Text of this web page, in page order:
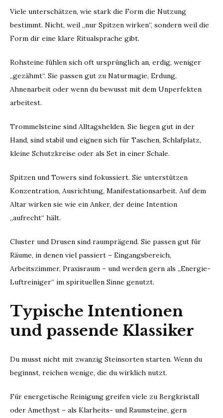
Viele unterschätzen, wie stark die Form die Nutzung
bestimmt. Nicht, weil „nur Spitzen wirken“, sondern weil die
Form dir eine klare Ritualsprache gibt.
Rohsteine fühlen sich oft ursprünglich an, erdig, weniger
„gezähmt“. Sie passen gut zu Naturmagie, Erdung,
Ahnenarbeit oder wenn du bewusst mit dem Unperfekten
arbeitest.
Trommelsteine sind Alltagshelden. Sie liegen gut in der
Hand, sind stabil und eignen sich für Taschen, Schlafplatz,
kleine Schutzkreise oder als Set in einer Schale.
Spitzen und Towers sind fokussiert. Sie unterstützen
Konzentration, Ausrichtung, Manifestationsarbeit. Auf dem
Altar wirken sie wie ein Anker, der deine Intention
„aufrecht“ hält.
Cluster und Drusen sind raumprägend. Sie passen gut für
Räume, in denen viel passiert – Eingangsbereich,
Arbeitszimmer, Praxisraum – und werden gern als „Energie-
Luftreiniger“ im spirituellen Sinne genutzt.
Typische Intentionen
und passende Klassiker
Du musst nicht mit zwanzig Steinsorten starten. Wenn du
beginnst, reichen wenige, die du wirklich nutzt.
Für energetische Reinigung greifen viele zu Bergkristall
oder Amethyst – als Klarheits- und Raumsteine, gern